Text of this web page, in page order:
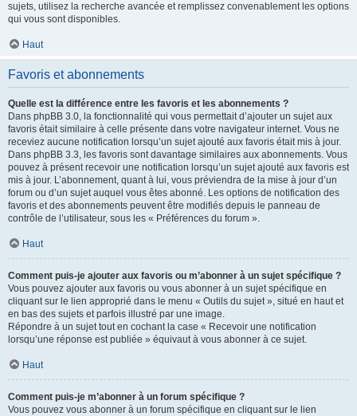
sujets, utilisez la recherche avancée et remplissez convenablement les options
qui vous sont disponibles.
Haut
Favoris et abonnements
Quelle est la différence entre les favoris et les abonnements ?
Dans phpBB 3.0, la fonctionnalité qui vous permettait d’ajouter un sujet aux
favoris était similaire à celle présente dans votre navigateur internet. Vous ne
receviez aucune notification lorsqu’un sujet ajouté aux favoris était mis à jour.
Dans phpBB 3.3, les favoris sont davantage similaires aux abonnements. Vous
pouvez à présent recevoir une notification lorsqu’un sujet ajouté aux favoris est
mis à jour. L’abonnement, quant à lui, vous préviendra de la mise à jour d’un
forum ou d’un sujet auquel vous êtes abonné. Les options de notification des
favoris et des abonnements peuvent être modifiés depuis le panneau de
contrôle de l’utilisateur, sous les « Préférences du forum ».
Haut
Comment puis-je ajouter aux favoris ou m’abonner à un sujet spécifique ?
Vous pouvez ajouter aux favoris ou vous abonner à un sujet spécifique en
cliquant sur le lien approprié dans le menu « Outils du sujet », situé en haut et
en bas des sujets et parfois illustré par une image.
Répondre à un sujet tout en cochant la case « Recevoir une notification
lorsqu’une réponse est publiée » équivaut à vous abonner à ce sujet.
Haut
Comment puis-je m’abonner à un forum spécifique ?
Vous pouvez vous abonner à un forum spécifique en cliquant sur le lien